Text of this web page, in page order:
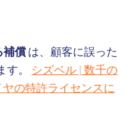
補償 は、顧客に誤った
。 シズベル | 数千の
の特許ライセンスに